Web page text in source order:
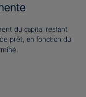
du capital restant
prêt, en fonction du